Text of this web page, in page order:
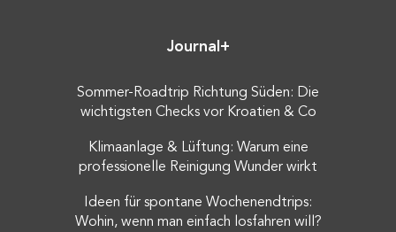
Journal+
Sommer-Roadtrip Richtung Süden: Die
wichtigsten Checks vor Kroatien & Co
Klimaanlage & Lüftung: Warum eine
professionelle Reinigung Wunder wirkt
Ideen für spontane Wochenendtrips:
Wohin, wenn man einfach losfahren will?